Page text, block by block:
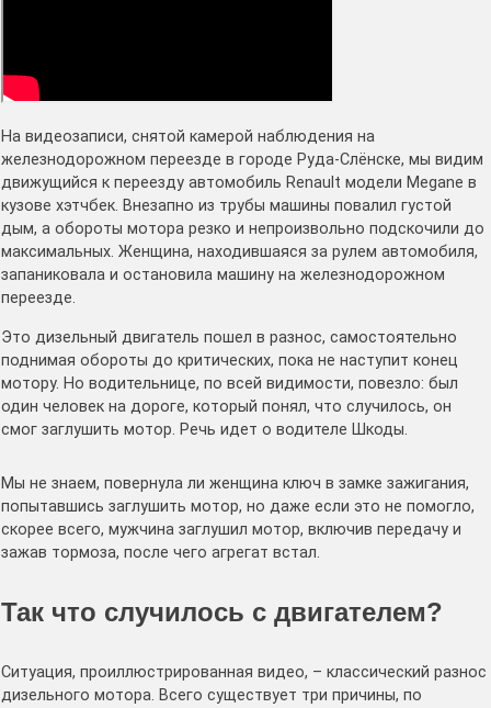
На видеозаписи, снятой камерой наблюдения на
железнодорожном переезде в городе Руда-Слёнске, мы видим
движущийся к переезду автомобиль Renault модели Megane в
кузове хэтчбек. Внезапно из трубы машины повалил густой
дым, а обороты мотора резко и непроизвольно подскочили до
максимальных. Женщина, находившаяся за рулем автомобиля,
запаниковала и остановила машину на железнодорожном
переезде.
Это дизельный двигатель пошел в разнос, самостоятельно
поднимая обороты до критических, пока не наступит конец
мотору. Но водительнице, по всей видимости, повезло: был
один человек на дороге, который понял, что случилось, он
смог заглушить мотор. Речь идет о водителе Шкоды.
Мы не знаем, повернула ли женщина ключ в замке зажигания,
попытавшись заглушить мотор, но даже если это не помогло,
скорее всего, мужчина заглушил мотор, включив передачу и
зажав тормоза, после чего агрегат встал.
Так что случилось с двигателем?
Ситуация, проиллюстрированная видео, – классический разнос
дизельного мотора. Всего существует три причины, по